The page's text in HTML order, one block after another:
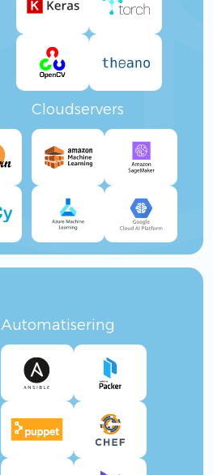
Cloudservers
Automatisering